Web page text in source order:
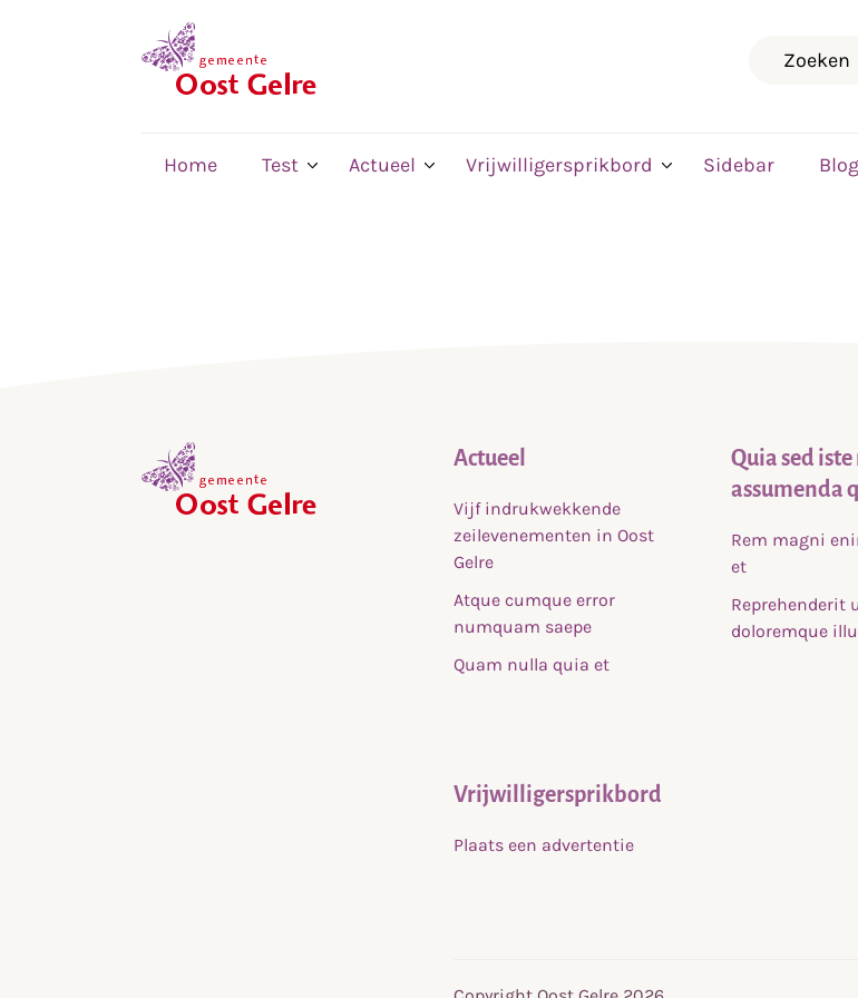
Home Test Actueel Vrijwilligersprikbord Sidebar Blog
Actueel
Vijf indrukwekkende
zeilevenementen in Oost
Gelre
Atque cumque error
numquam saepe
Quam nulla quia et
Quia sed
assumenda
Rem magni
et
Reprehenderit
doloremque
Vrijwilligersprikbord
Plaats een advertentie